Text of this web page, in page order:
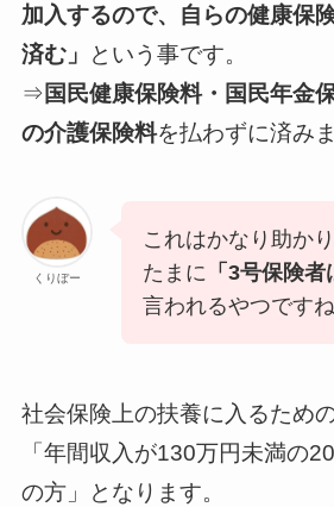
加入するので、自らの健康保
済む」
という事です。
⇒国民健康保険料・国民年金
の介護保険料を払わずに済み
くりぼー
これはかなり助かり
たまに 「3号保険者
言われるやつですね
社会保険上の扶養に入るための
「年間収入が130万円未満の
の方」
となります。